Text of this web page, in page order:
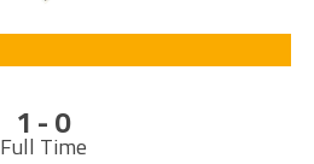
1 - 0
Full Time